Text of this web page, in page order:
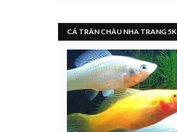
CÁ TRÂN CHÂU NHA TRANG 5K